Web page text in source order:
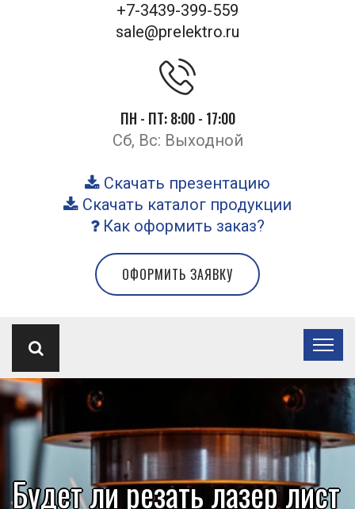
+7-3439-399-559
sale@prelektro.ru
ПН - ПТ: 8:00 - 17:00
Сб, Вс: Выходной
Скачать презентацию
Скачать каталог продукции
Как оформить заказ?
ОФОРМИТЬ ЗАЯВКУ
Будет ли резать лазер лист